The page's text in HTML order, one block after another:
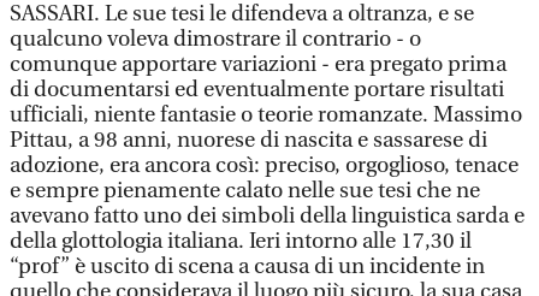
SASSARI. Le sue tesi le difendeva a oltranza, e se
qualcuno voleva dimostrare il contrario - o
comunque apportare variazioni - era pregato prima
di documentarsi ed eventualmente portare risultati
ufficiali, niente fantasie o teorie romanzate. Massimo
Pittau, a 98 anni, nuorese di nascita e sassarese di
adozione, era ancora così: preciso, orgoglioso, tenace
e sempre pienamente calato nelle sue tesi che ne
avevano fatto uno dei simboli della linguistica sarda e
della glottologia italiana. Ieri intorno alle 17,30 il
“prof” è uscito di scena a causa di un incidente in